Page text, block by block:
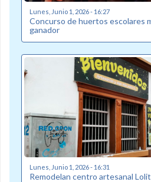
Lunes, Junio 1, 2026 - 16:27
Concurso de huertos escolares
ganador
Lunes, Junio 1, 2026 - 16:31
Remodelan centro artesanal